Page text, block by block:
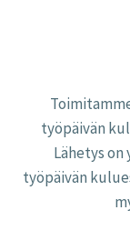
työpäivän
Lähetys on
työpäivän